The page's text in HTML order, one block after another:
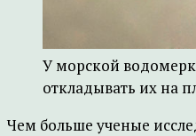
У морской
откладывать их на
Чем больше ученые